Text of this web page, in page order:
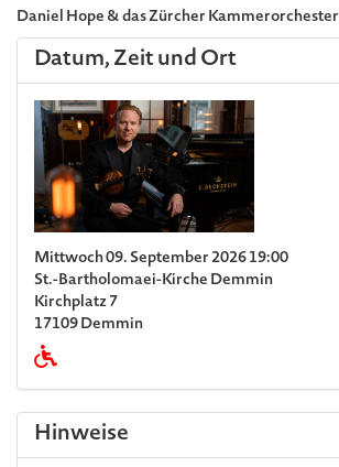
Daniel Hope & das Zürcher Kammerorchester
Datum, Zeit und Ort
Mittwoch 09. September 2026 19:00
St.-Bartholomaei-Kirche Demmin
Kirchplatz 7
17109 Demmin
Hinweise